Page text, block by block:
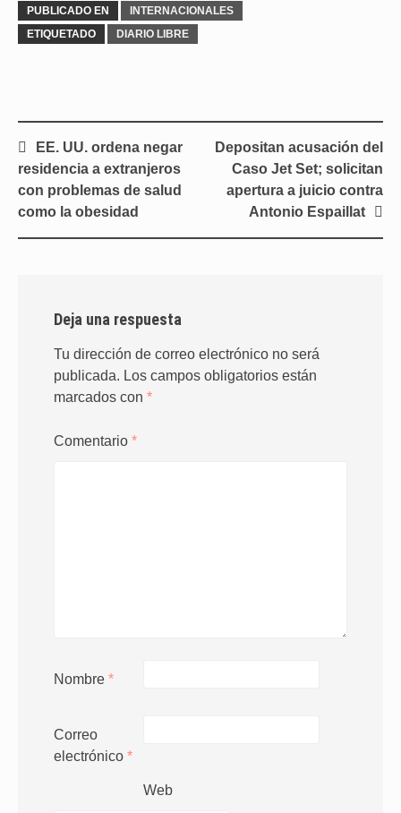
PUBLICADO EN
INTERNACIONALES
ETIQUETADO
DIARIO LIBRE
Navegación
de
entradas
EE. UU. ordena negar
residencia a extranjeros
con problemas de salud
como la obesidad
Depositan acusación del
Caso Jet Set; solicitan
apertura a juicio contra
Antonio Espaillat
Deja una respuesta
Tu dirección de correo electrónico no será
publicada. Los campos obligatorios están
marcados con *
Comentario *
Nombre *
Correo
electrónico *
Web